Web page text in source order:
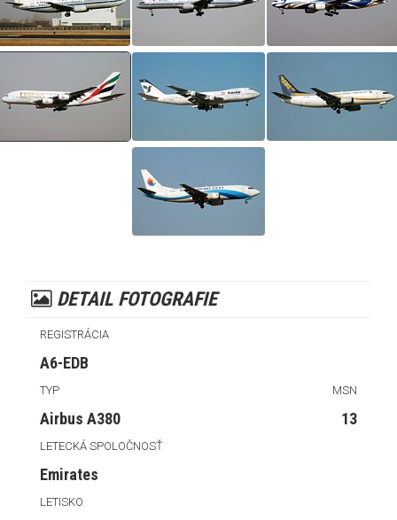
DETAIL FOTOGRAFIE
REGISTRÁCIA
A6-EDB
TYP MSN
Airbus A380 13
LETECKÁ SPOLOČNOSŤ
Emirates
LETISKO